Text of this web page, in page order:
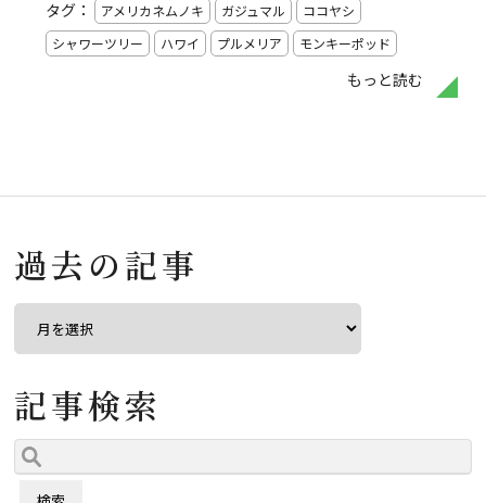
もっと読む
タグ： アメリカネムノキ ガジュマル
ココヤシ
シャワーツリー
ハワイ プルメリア モンキーポッド
過去の記事
記事検索